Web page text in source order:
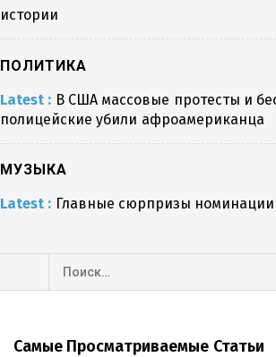
истории
ПОЛИТИКА
Latest : В США массовые протесты и
полицейские убили афроамериканца
МУЗЫКА
Latest : Главные сюрпризы номинации
Найти:
Самые Просматриваемые Статьи